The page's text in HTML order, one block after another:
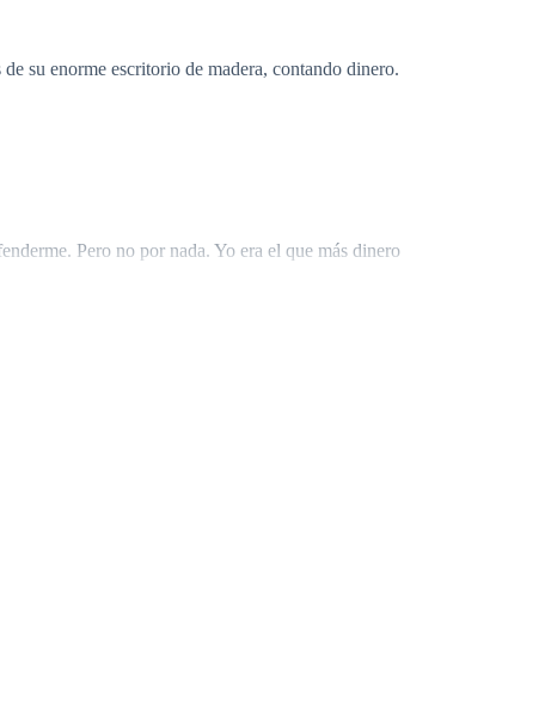
su enorme escritorio de madera, contando dinero.
Pero no por nada. Yo era el que más dinero